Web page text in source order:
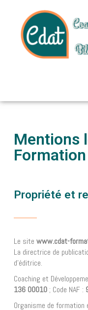
Mentions
Formation
Propriété et
Le site www.cdat-
La directrice de
d’éditrice.
Coaching et
136 00010; Code NAF :
Organisme de